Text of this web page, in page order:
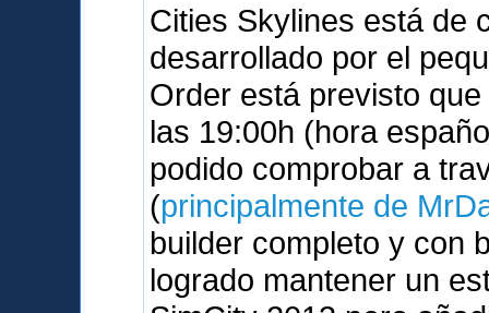
Cities Skylines está de
desarrollado por el
Order está previsto
las 19:00h (hora
podido comprobar a
(principalmente de
builder completo y con
logrado mantener un